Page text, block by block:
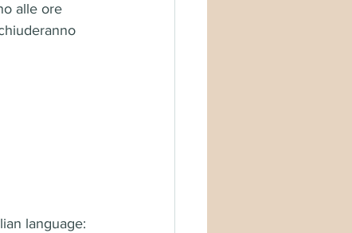
alle ore
language: